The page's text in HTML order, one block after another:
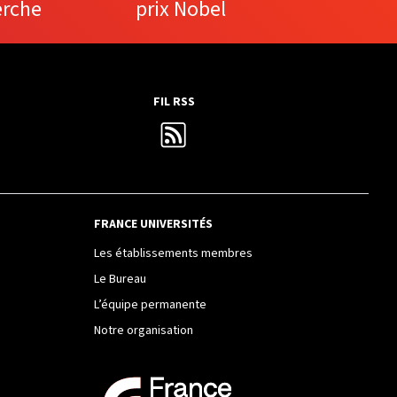
prix Nobel
FIL RSS
FRANCE UNIVERSITÉS
Les établissements membres
Le Bureau
L’équipe permanente
Notre organisation